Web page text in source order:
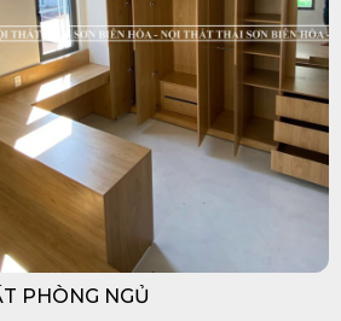
PHÒNG NGỦ